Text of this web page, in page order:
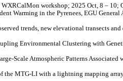
workshop; 2025 Oct, 8 – 10;
Warming in the Pyrenees, EGU
trends, new elevational transects
Environmental Clustering with
Scale Atmospheric Patterns
the MTG-LI with a lightning mapping